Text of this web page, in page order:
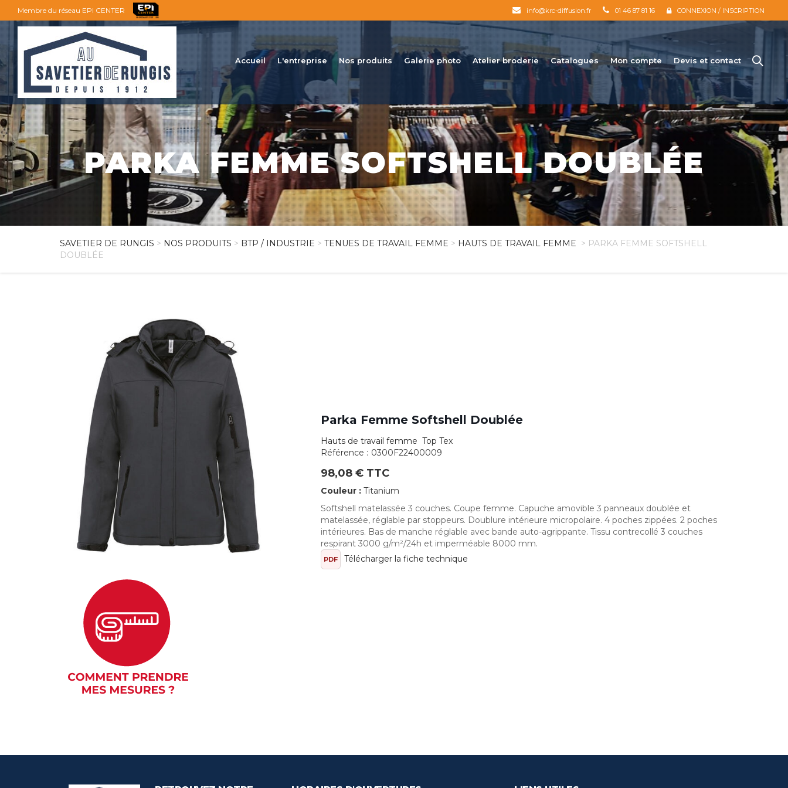
Membre du réseau EPI CENTER info@krc-diffusion.fr 01 46 87 81 16 CONNEXION / INSCRIPTION
Accueil L'entreprise Nos produits Galerie photo Atelier broderie Catalogues Mon compte Devis et contact
PARKA FEMME SOFTSHELL DOUBLÉE
SAVETIER DE RUNGIS > NOS PRODUITS > BTP / INDUSTRIE > TENUES DE TRAVAIL FEMME > HAUTS DE TRAVAIL FEMME > PARKA FEMME SOFTSHELL
DOUBLÉE
Parka Femme Softshell Doublée
Hauts de travail femme Top Tex
Référence : 0300F22400009
98,08 € TTC
Couleur : Titanium
Softshell matelassée 3 couches. Coupe femme. Capuche amovible 3 panneaux doublée et
matelassée, réglable par stoppeurs. Doublure intérieure micropolaire. 4 poches zippées. 2 poches
intérieures. Bas de manche réglable avec bande auto-agrippante. Tissu contrecollé 3 couches
respirant 3000 g/m²/24h et imperméable 8000 mm.
PDF Télécharger la fiche technique